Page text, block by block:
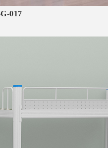
017